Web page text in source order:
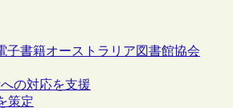
子書籍オーストラリア図書館協会
の対応を支援
策定